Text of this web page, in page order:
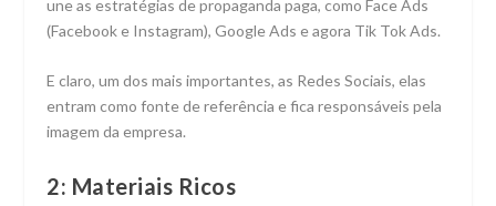
une as estratégias de propaganda paga, como Face Ads
(Facebook e Instagram), Google Ads e agora Tik Tok Ads.
E claro, um dos mais importantes, as Redes Sociais, elas
entram como fonte de referência e fica responsáveis pela
imagem da empresa.
2: Materiais Ricos